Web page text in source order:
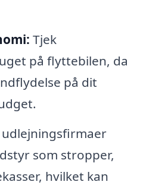
Tjek
på flyttebilen, da
på dit
udlejningsfirmaer
som stropper,
hvilket kan